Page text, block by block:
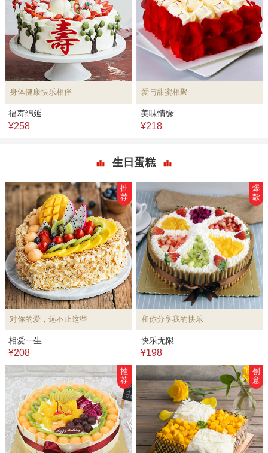
身体健康快乐相伴
福寿绵延
¥258
爱与甜蜜相聚
美味情缘
¥218
生日蛋糕
对你的爱，远不止这些
推
荐
相爱一生
¥208
和你分享我的快乐
爆
款
快乐无限
¥198
推
荐
创
意